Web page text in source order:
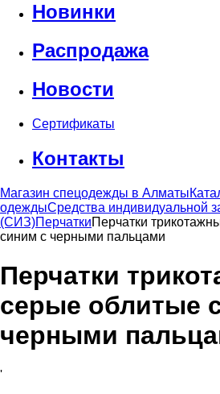
Новинки
Распродажа
Новости
Сертификаты
Контакты
Магазин спецодежды в Алматы
одеждыСредства индивидуальной
(СИЗ)ПерчаткиПерчатки
синим с черными пальцами
Перчатки
серые облитые
черными
'